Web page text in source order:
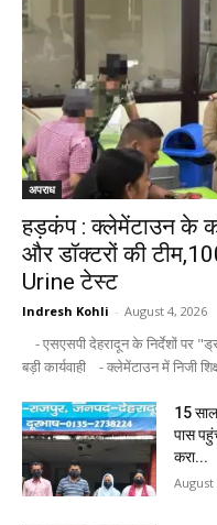
अपराध
हड़कंप : क्लेमेंटाउन के
और डॉक्टरों की
Urine टेस्ट
Indresh Kohli - August 4, 2026
- एसएसपी देहरादून के निर्देशों पर
बड़ी कार्यवाही - क्लेमेंटाउन में निजी
15
पास
करा...
August